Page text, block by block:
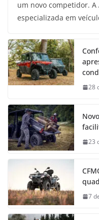
um novo competidor. A
especializada em
28
23
7